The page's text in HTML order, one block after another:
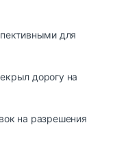
для
дорогу на
на разрешения